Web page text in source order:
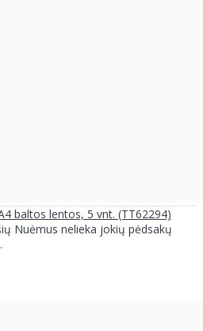
baltos lentos, 5 vnt. (TT62294)
Nuėmus nelieka jokių pėdsakų